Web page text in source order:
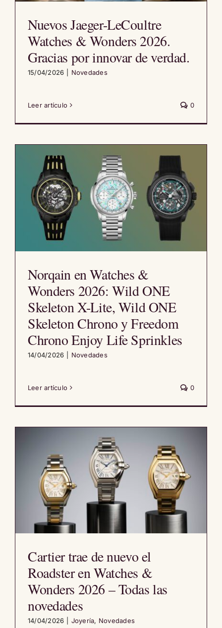
Nuevos Jaeger-LeCoultre
Watches & Wonders 2026.
Gracias por innovar de verdad.
15/04/2026 Novedades
Leer artículo 0
Norqain en Watches &
Wonders 2026: Wild ONE
Skeleton X-Lite, Wild ONE
Skeleton Chrono y Freedom
Chrono Enjoy Life Sprinkles
14/04/2026 Novedades
Leer artículo 0
Cartier trae de nuevo el
Roadster en Watches &
Wonders 2026 – Todas las
novedades
14/04/2026 Joyería, Novedades